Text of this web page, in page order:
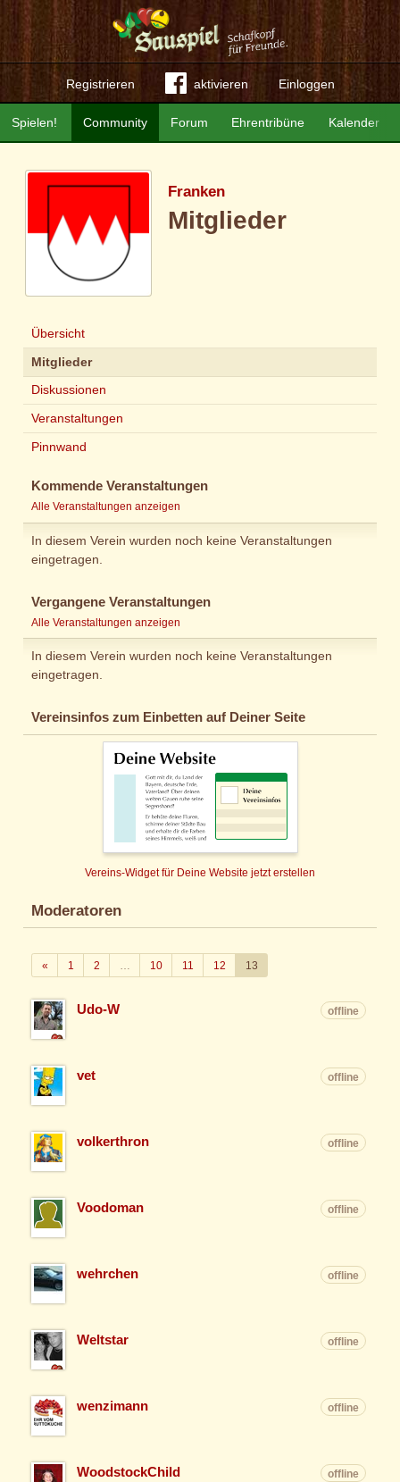
Registrieren aktivieren Einloggen
Community Forum Ehrentribüne Kalender
Spielen!
Franken
Mitglieder
Übersicht
Mitglieder
Diskussionen
Veranstaltungen
Pinnwand
Kommende Veranstaltungen
Alle Veranstaltungen anzeigen
In diesem Verein wurden noch keine Veranstaltungen
eingetragen.
Vergangene Veranstaltungen
Alle Veranstaltungen anzeigen
In diesem Verein wurden noch keine Veranstaltungen
eingetragen.
Vereinsinfos zum Einbetten auf Deiner Seite
Vereins-Widget für Deine Website jetzt erstellen
Moderatoren
«Zurück
1 2 10 11 12 13
Udo-W offline
vet offline
volkerthron offline
Voodoman offline
wehrchen offline
Weltstar offline
wenzimann offline
WoodstockChild offline